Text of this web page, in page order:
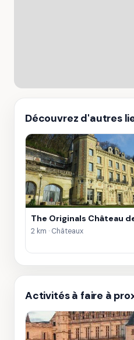
Découvrez d'autres
The Originals Château
2 km · Châteaux
Activités à faire à